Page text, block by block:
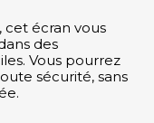
cet écran vous
des
Vous pourrez
sécurité, sans